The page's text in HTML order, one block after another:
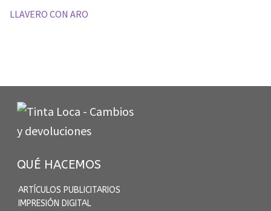
LLAVERO CON ARO
QUÉ HACEMOS
ARTÍCULOS PUBLICITARIOS
IMPRESIÓN DIGITAL